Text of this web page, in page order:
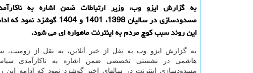
به گزارش ایزو وب، وزیر ارتباطات ضمن اشاره به
مسدودسازی در سالیان 1398، 1401 و 1404 گوشزد نمود
این روند سبب کوچ مردم به اینترنت ماهواره ای می شود.
به گزارش ایزو وب به نقل از خبر آنلاین، به نقل از زومیت،
هاشمی در نشستی تخصصی ضمن اشاره به ناکارآمدی
مسدودسازی اینترنت در سالهای اخیر گوشزد نمود که ادامه این